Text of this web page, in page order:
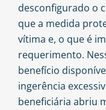
desconfigurado o
que a medida
vítima e, o que é
requerimento.
benefício
ingerência
beneficiária abriu